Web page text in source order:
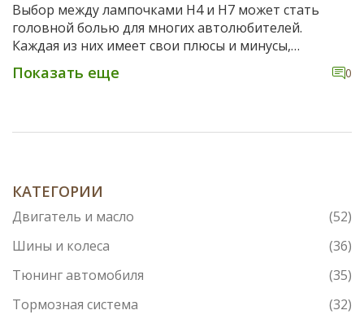
Выбор между лампочками H4 и H7 может стать
головной болью для многих автолюбителей.
Каждая из них имеет свои плюсы и минусы,
влияющие на освещенность и безопасность
вождения. Грамотный выбор может улучшить
реальные условия эксплуатации автомобиля. В
вашего авто.
Показать еще 0
КАТЕГОРИИ
Двигатель и масло
(52)
Шины и колеса
(36)
Тюнинг автомобиля
(35)
Тормозная система
(32)